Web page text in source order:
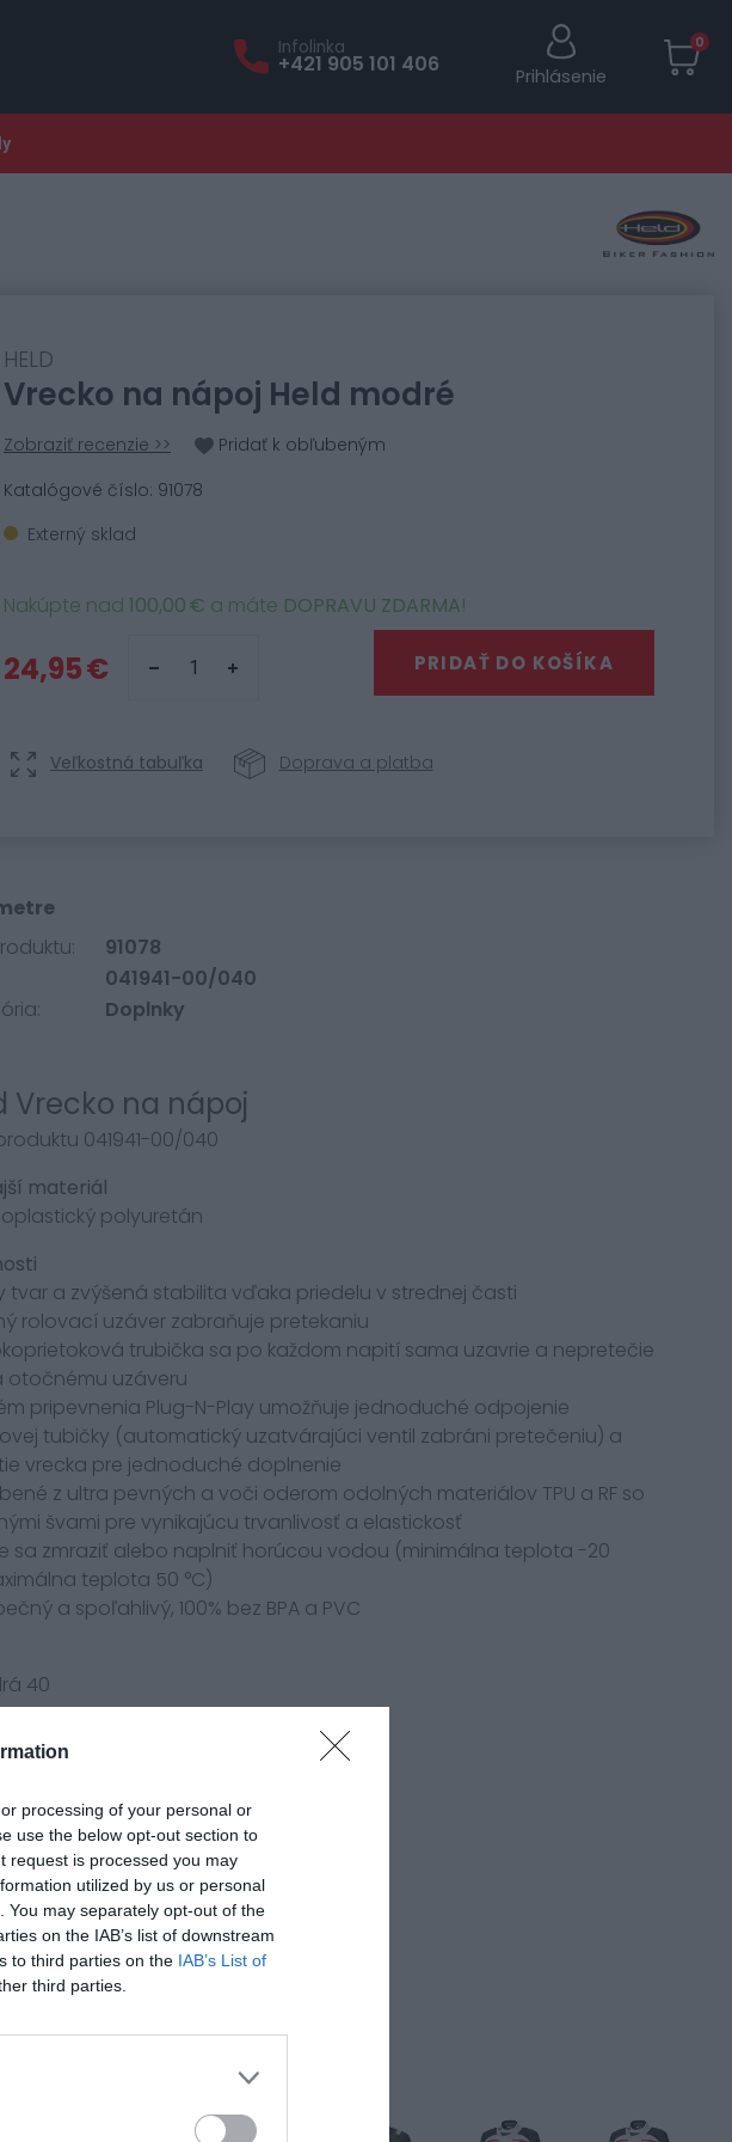
processing of your personal or
use the below opt-out section to
request is processed you may
utilized by us or personal
may separately opt-out of the
on the IAB’s list of downstream
to third parties on the IAB’s List of
third parties.
Infolinka
+421 905 101 406 Prihlásenie
0
HELD
Vrecko na nápoj Held modré
Zobraziť recenzie >>
Pridať k obľubeným
Katalógové číslo: 91078
Externý sklad
Nakúpte nad 100,00 € a máte DOPRAVU ZDARMA!
24,95 € PRIDAŤ DO KOŠÍKA
Veľkostná tabuľka Doprava a platba
91078
041941-00/040
Doplnky
Vrecko na nápoj
041941-00/040
materiál
polyuretán
tvar a zvýšená stabilita vďaka priedelu v strednej časti
rolovací uzáver zabraňuje pretekaniu
trubička sa po každom napití sama uzavrie a nepretečie
otočnému uzáveru
pripevnenia Plug-N-Play umožňuje jednoduché odpojenie
tubičky (automatický uzatvárajúci ventil zabráni pretečeniu) a
vrecka pre jednoduché doplnenie
z ultra pevných a voči oderom odolných materiálov TPU a RF so
švami pre vynikajúcu trvanlivosť a elastickosť
sa zmraziť alebo naplniť horúcou vodou (minimálna teplota -20
teplota 50 °C)
a spoľahlivý, 100% bez BPA a PVC
40
x 17,5 cm